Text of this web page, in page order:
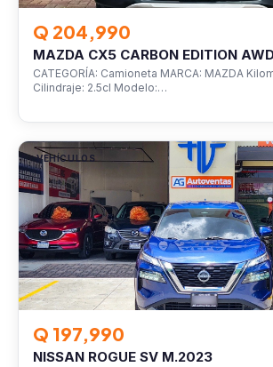
Q 204,990
MAZDA CX5 CARBON EDITION
CATEGORÍA: Camioneta MARCA: MAZDA
Cilindraje: 2.5cl Modelo:…
VEHÍCULOS
Q 197,990
NISSAN ROGUE SV M.2023